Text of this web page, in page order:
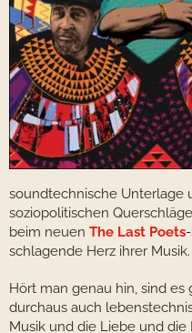
soundtechnische Unterlage
soziopolitischen
beim neuen The Last Poets
schlagende Herz ihrer Musik.
Hört man genau hin, sind
durchaus auch
Musik und die Liebe und